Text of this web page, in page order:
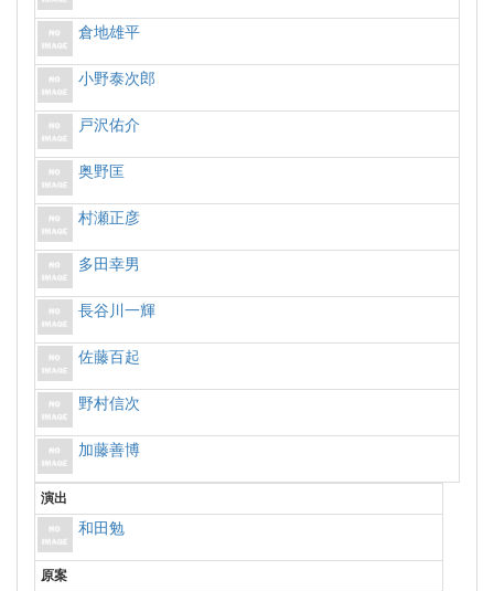
倉地雄平
小野泰次郎
戸沢佑介
奥野匡
村瀬正彦
多田幸男
長谷川一輝
佐藤百起
野村信次
加藤善博
演出
和田勉
原案